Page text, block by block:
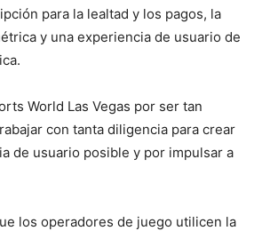
para la lealtad y los pagos, la
y una experiencia de usuario de
World Las Vegas por ser tan
con tanta diligencia para crear
de usuario posible y por impulsar a
los operadores de juego utilicen la